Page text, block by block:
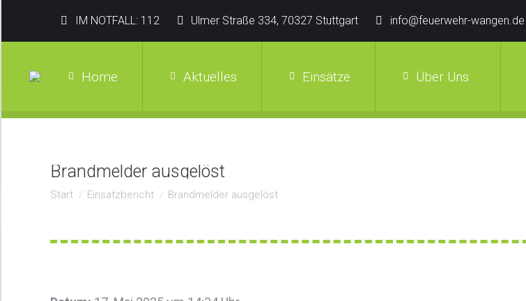
IM NOTFALL: 112 Ulmer Straße 334, 70327 Stuttgart info@feuerwehr-wangen.de
Home Aktuelles Einsätze Über Uns
Brandmelder ausgelöst
Sie befinden sich hier:
Start Einsatzbericht Brandmelder ausgelöst